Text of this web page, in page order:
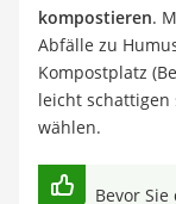
kompostieren.
Abfälle zu
Kompostplatz
leicht
wählen.
Bevor